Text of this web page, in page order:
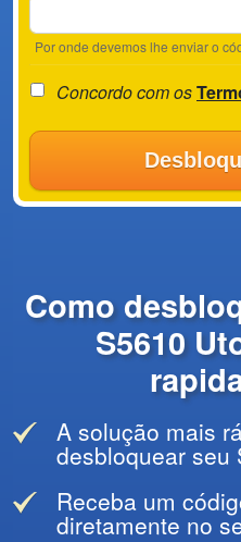
Por onde devemos lhe enviar o
Concordo com os
Como
S5610
A solução mais
desbloquear seu
Receba um
diretamente no